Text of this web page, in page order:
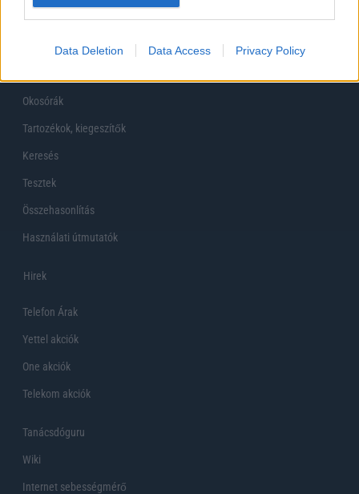
Data Deletion Data Access Privacy Policy
Készülékekguru
Mobiltelefonok
Okosórák
Tartozékok, kiegeszítők
Keresés
Tesztek
Összehasonlítás
Használati útmutatók
Hirek
Telefon Árak
Yettel akciók
One akciók
Telekom akciók
Tanácsdóguru
Wiki
Internet sebességmérő